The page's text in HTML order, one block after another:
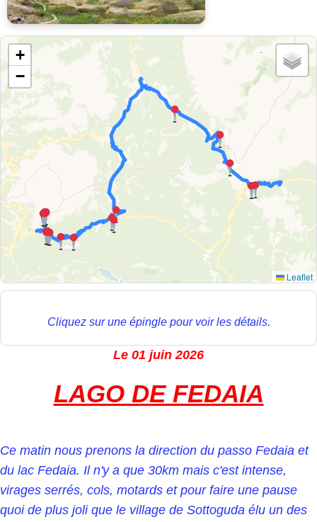
+
−
Leaflet
Cliquez sur une épingle pour voir les détails.
Le 01 juin 2026
LAGO DE FEDAIA
Ce matin nous prenons la direction du passo Fedaia et
du lac Fedaia. Il n'y a que 30km mais c'est intense,
virages serrés, cols, motards et pour faire une pause
quoi de plus joli que le village de Sottoguda élu un des